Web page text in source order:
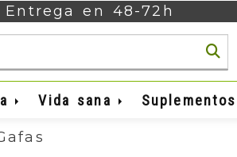
en 48-72h
Vida sana Suplementos